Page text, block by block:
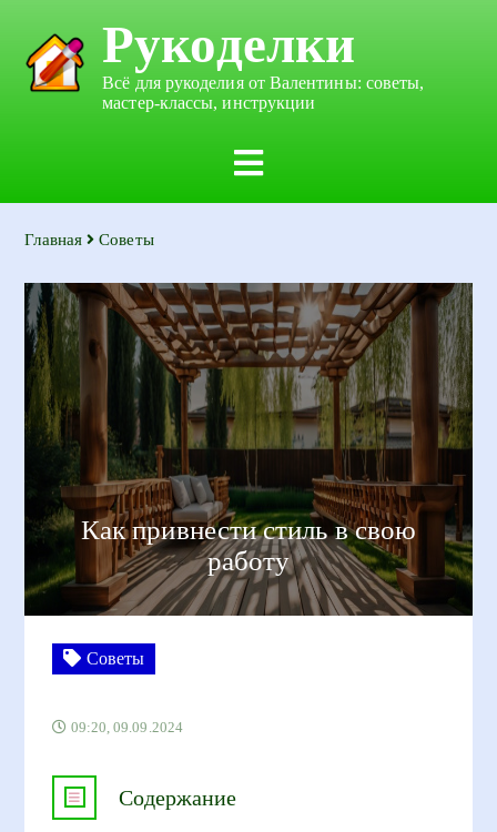
Рукоделки
Всё для рукоделия от Валентины: советы,
мастер-классы, инструкции
Главная Советы
Как привнести стиль в свою
работу
Советы
09:20, 09.09.2024
Содержание